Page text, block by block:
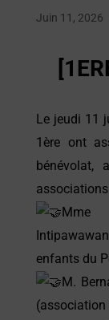
Juin 11, 2026
Le jeudi 11
1ère ont
bénévolat,
Mme
Intipawawan
enfants du
M.